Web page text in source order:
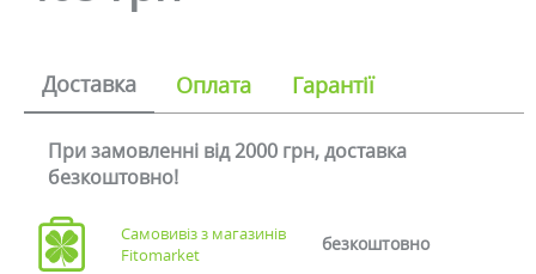
Доставка Оплата Гарантії
При замовленні від 2000 грн, доставка
безкоштовно!
Самовивіз з магазинів
Fitomarket
безкоштовно